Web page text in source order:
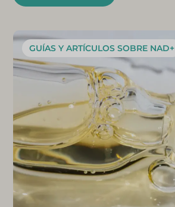
GUÍAS Y ARTÍCULOS SOBRE NAD+